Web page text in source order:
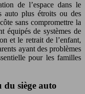
de l’espace dans le
auto plus étroits ou des
sans compromettre la
équipés de systèmes de
et le retrait de l’enfant,
ayant des problèmes
pour les familles
du siège auto